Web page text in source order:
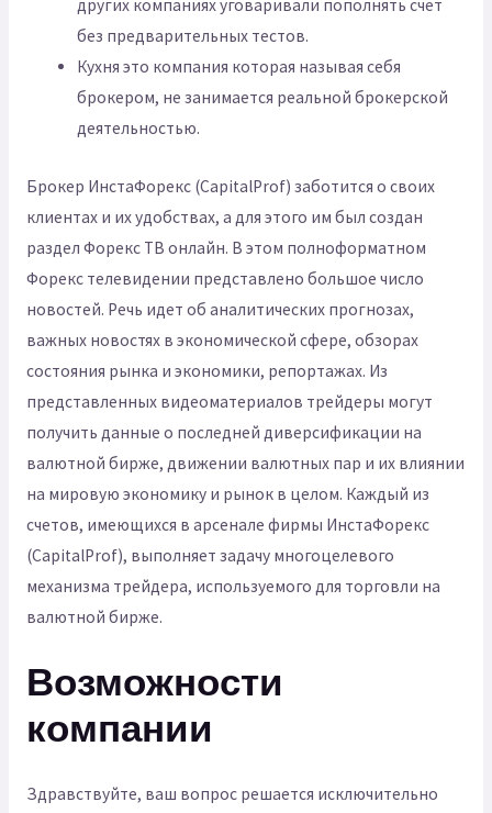
других компаниях уговаривали пополнять счет
без предварительных тестов.
Кухня это компания которая называя себя
брокером, не занимается реальной брокерской
деятельностью.
Брокер ИнстаФорекс (CapitalProf) заботится о своих
клиентах и их удобствах, а для этого им был создан
раздел Форекс ТВ онлайн. В этом полноформатном
Форекс телевидении представлено большое число
новостей. Речь идет об аналитических прогнозах,
важных новостях в экономической сфере, обзорах
состояния рынка и экономики, репортажах. Из
представленных видеоматериалов трейдеры могут
получить данные о последней диверсификации на
валютной бирже, движении валютных пар и их влиянии
на мировую экономику и рынок в целом. Каждый из
счетов, имеющихся в арсенале фирмы ИнстаФорекс
(CapitalProf), выполняет задачу многоцелевого
механизма трейдера, используемого для торговли на
валютной бирже.
Возможности
компании
Здравствуйте, ваш вопрос решается исключительно